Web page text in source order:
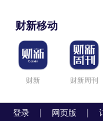
财新移动
财新 财新周刊
登录 网页版